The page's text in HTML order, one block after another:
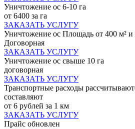
Уничтожение ос 6-10 га
от 6400 за га
ЗАКАЗАТЬ УСЛУГУ
Уничтожение ос Площадь от 400 м² и
Договорная
ЗАКАЗАТЬ УСЛУГУ
Уничтожение ос свыше 10 га
договорная
ЗАКАЗАТЬ УСЛУГУ
Транспортные расходы
составляют
от 6 рублей за 1 км
ЗАКАЗАТЬ УСЛУГУ
Прайс обновлен